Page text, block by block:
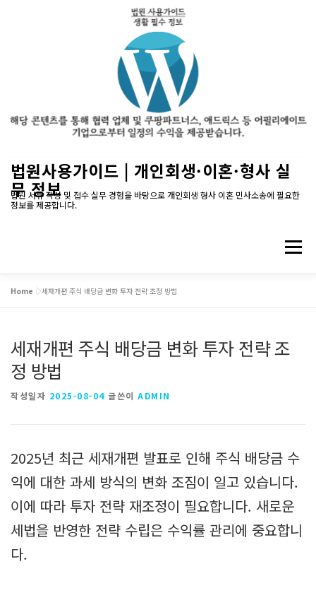
법원사용가이드 | 개인회생·이혼·형사 실
무 정보
법원 서류 작성 및 접수 실무 경험을 바탕으로 개인회생 형사 이혼 민사소송에 필요한
정보를 제공합니다.
메뉴
Home »세재개편 주식 배당금 변화 투자 전략 조정 방법
세재개편 주식 배당금 변화 투자 전략 조
정 방법
작성일자 2025-08-04 글쓴이 ADMIN
2025년 최근 세재개편 발표로 인해 주식 배당금 수
익에 대한 과세 방식의 변화 조짐이 일고 있습니다.
이에 따라 투자 전략 재조정이 필요합니다. 새로운
세법을 반영한 전략 수립은 수익률 관리에 중요합니
다.